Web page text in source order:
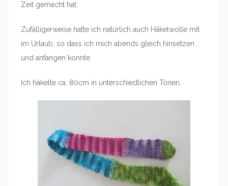
Zeit gemacht hat.
Zufälligerweise hatte ich natürlich auch Häkelwolle mit
im Urlaub, so dass ich mich abends gleich hinsetzen
und anfangen konnte.
Ich häkelte ca. 80cm in unterschiedlichen Tönen.